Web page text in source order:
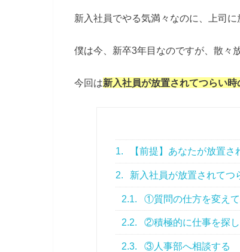
新入社員でやる気満々なのに、上司に
僕は今、新卒3年目なのですが、散々
今回は新入社員が放置されてつらい
1. 【前提】あなたが放置
2. 新入社員が放置されてつ
2.1. ①質問の仕方を変え
2.2. ②積極的に仕事を探し
2.3. ③人事部へ相談する